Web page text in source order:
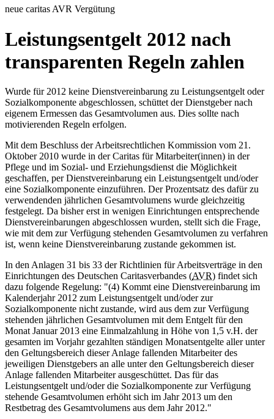
neue caritas AVR Vergütung
Leistungsentgelt 2012 nach
transparenten Regeln zahlen
Wurde für 2012 keine Dienstvereinbarung zu Leistungsentgelt oder
Sozialkomponente abgeschlossen, schüttet der Dienstgeber nach
eigenem Ermessen das Gesamtvolumen aus. Dies sollte nach
motivierenden Regeln erfolgen.
Mit dem Beschluss der Arbeitsrechtlichen Kommission vom 21.
Oktober 2010 wurde in der Caritas für Mit­arbeiter(innen) in der
Pflege und im Sozial- und Erziehungsdienst die Möglichkeit
geschaffen, per Dienstvereinbarung ein Leistungsentgelt und/oder
eine Sozialkomponente einzuführen. Der Prozentsatz des dafür zu
verwendenden jährlichen Gesamtvolumens wurde gleichzeitig
festgelegt. Da bisher erst in wenigen Einrichtungen entsprechende
Dienstvereinbarungen abgeschlossen wurden, stellt sich die Frage,
wie mit dem zur Verfügung stehenden Gesamtvolumen zu verfahren
ist, wenn keine Dienstvereinbarung zustande gekommen ist.
In den Anlagen 31 bis 33 der Richtlinien für Arbeitsverträge in den
Einrichtungen des Deutschen Caritasverbandes (AVR) findet sich
dazu folgende Regelung: "(4) Kommt eine Dienstvereinbarung im
Kalenderjahr 2012 zum Leistungsentgelt und/oder zur
Sozialkomponente nicht zustande, wird aus dem zur Verfügung
stehenden jährlichen Gesamtvolumen mit dem Entgelt für den
Monat Januar 2013 eine Einmalzahlung in Höhe von 1,5 v.H. der
gesamten im Vorjahr gezahlten ständigen Monatsentgelte aller unter
den Geltungsbereich dieser Anlage fallenden Mitarbeiter des
jeweiligen Dienstgebers an alle unter den Geltungsbereich dieser
Anlage fallenden Mitarbeiter ausgeschüttet. Das für das
Leistungsentgelt und/oder die Sozialkomponente zur Verfügung
stehende Gesamtvolumen erhöht sich im Jahr 2013 um den
Restbetrag des Gesamtvolumens aus dem Jahr 2012."